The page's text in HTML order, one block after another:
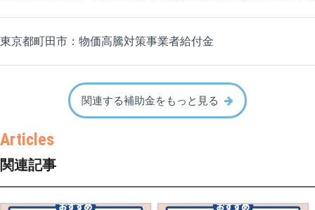
東京都町田市：物価高騰対策事業者給付金
関連する補助金をもっと見る
関連記事